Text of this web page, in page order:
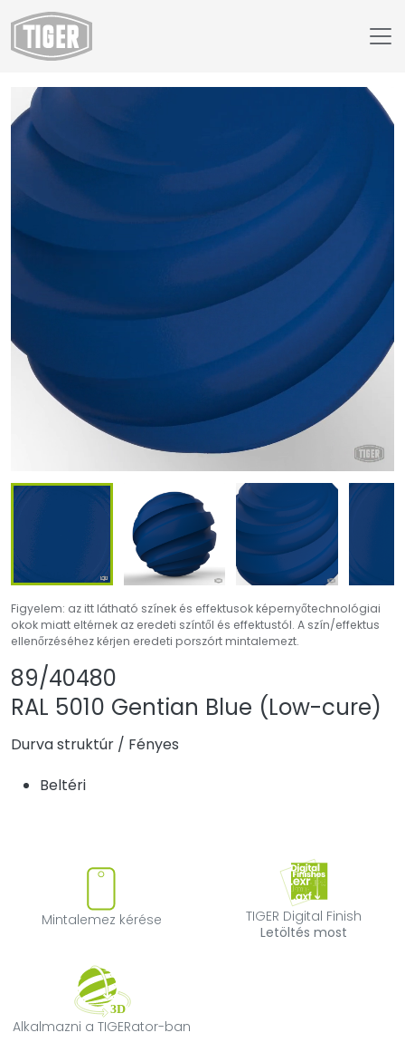
Webáruház
89/40480 - RAL 5010 Gentian Blue (Low-cure)
Figyelem: az itt látható színek és effektusok képernyőtechnológiai
okok miatt eltérnek az eredeti színtől és effektustól. A szín/effektus
ellenőrzéséhez kérjen eredeti porszórt mintalemezt.
89/40480
RAL 5010 Gentian Blue (Low-cure)
Durva struktúr / Fényes
Beltéri
Mintalemez kérése
Mintalemez kérése
TIGER Digital
TIGER Digital Finish
Letöltés most
Alkalmazni a TIGERator-ban
Alkalmazni a TIGERator-ban